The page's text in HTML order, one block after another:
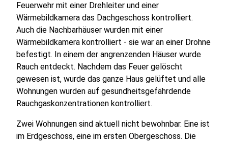
Feuerwehr mit einer Drehleiter und einer
Wärmebildkamera das Dachgeschoss kontrolliert.
Auch die Nachbarhäuser wurden mit einer
Wärmebildkamera kontrolliert - sie war an einer Drohne
befestigt. In einem der angrenzenden Häuser wurde
Rauch entdeckt. Nachdem das Feuer gelöscht
gewesen ist, wurde das ganze Haus gelüftet und alle
Wohnungen wurden auf gesundheitsgefährdende
Rauchgaskonzentrationen kontrolliert.
Zwei Wohnungen sind aktuell nicht bewohnbar. Eine ist
im Erdgeschoss, eine im ersten Obergeschoss. Die